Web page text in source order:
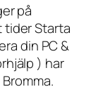
på
tider Starta
din PC &
) har